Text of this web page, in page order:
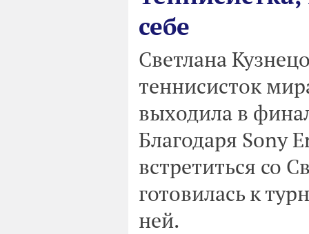
себе
Светлана
теннисисток
выходила в
Благодаря Sony
встретиться со
готовилась к
ней.